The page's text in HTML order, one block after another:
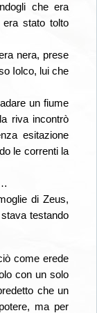
che era
stato tolto
nera, prese
Iolco, lui che
un fiume
riva incontrò
esitazione
le correnti la
di Zeus,
testando
come erede
con un solo
che un
ma per